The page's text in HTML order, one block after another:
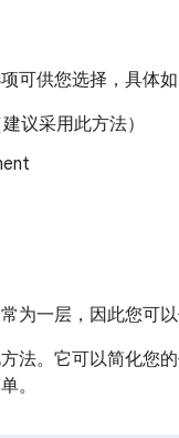
可供您选择，具体如
议采用此方法）
为一层，因此您可
法。它可以简化您
。